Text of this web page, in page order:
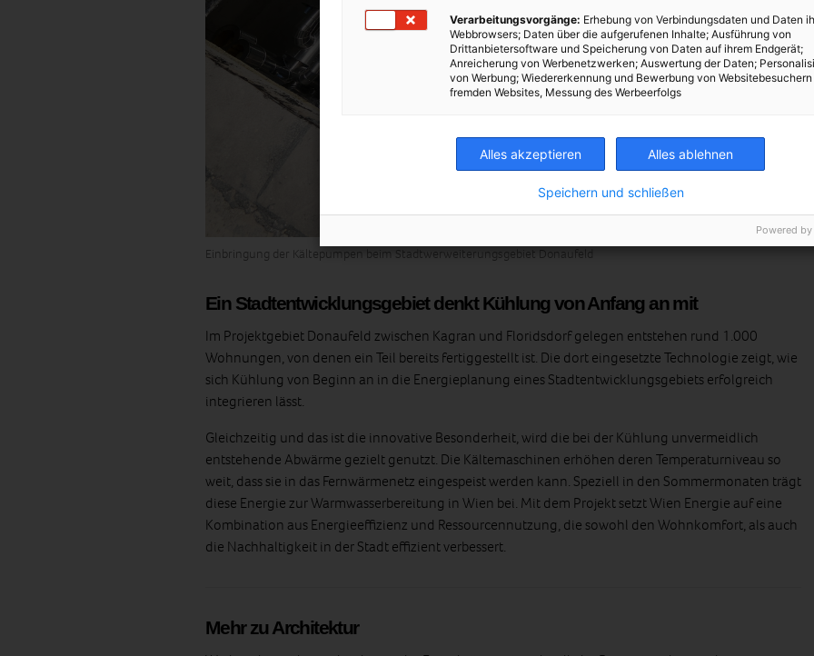
Einbringung der Kältepumpen beim Stadtwerweiterungsgebiet Donaufeld
Ein Stadtentwicklungsgebiet denkt Kühlung von Anfang an mit
Im Projektgebiet Donaufeld zwischen Kagran und Floridsdorf gelegen entstehen rund 1.000
Wohnungen, von denen ein Teil bereits fertiggestellt ist. Die dort eingesetzte Technologie zeigt, wie
sich Kühlung von Beginn an in die Energieplanung eines Stadtentwicklungsgebiets erfolgreich
integrieren lässt.
Gleichzeitig und das ist die innovative Besonderheit, wird die bei der Kühlung unvermeidlich
entstehende Abwärme gezielt genutzt. Die Kältemaschinen erhöhen deren Temperaturniveau so
weit, dass sie in das Fernwärmenetz eingespeist werden kann. Speziell in den Sommermonaten trägt
diese Energie zur Warmwasserbereitung in Wien bei. Mit dem Projekt setzt Wien Energie auf eine
Kombination aus Energieeffizienz und Ressourcennutzung, die sowohl den Wohnkomfort, als auch
die Nachhaltigkeit in der Stadt effizient verbessert.
Mehr zu Architektur
Verarbeitungsvorgänge: Erhebung von Verbindungsdaten und Daten
Webbrowsers; Daten über die aufgerufenen Inhalte; Ausführung von
Drittanbietersoftware und Speicherung von Daten auf ihrem Endgerät;
Anreicherung von Werbenetzwerken; Auswertung der Daten;
von Werbung; Wiedererkennung und Bewerbung von
fremden Websites, Messung des Werbeerfolgs
Alles akzeptieren Alles ablehnen
Speichern und schließen
Powered by